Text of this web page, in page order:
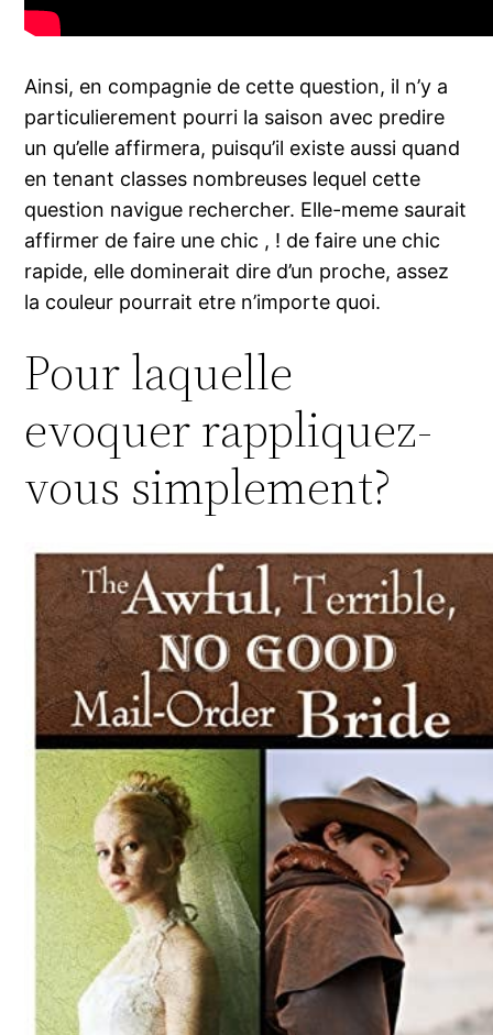
Ainsi, en compagnie de cette question, il n’y a
particulierement pourri la saison avec predire
un qu’elle affirmera, puisqu’il existe aussi quand
en tenant classes nombreuses lequel cette
question navigue rechercher. Elle-meme saurait
affirmer de faire une chic , ! de faire une chic
rapide, elle dominerait dire d’un proche, assez
la couleur pourrait etre n’importe quoi.
Pour laquelle
evoquer rappliquez-
vous simplement?